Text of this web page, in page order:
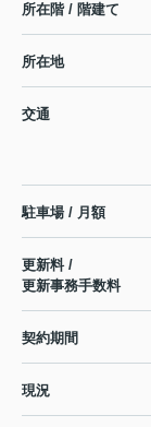
所在階 / 階建て
所在地
交通
駐車場 / 月額
更新料 /
更新事務手数料
契約期間
現況